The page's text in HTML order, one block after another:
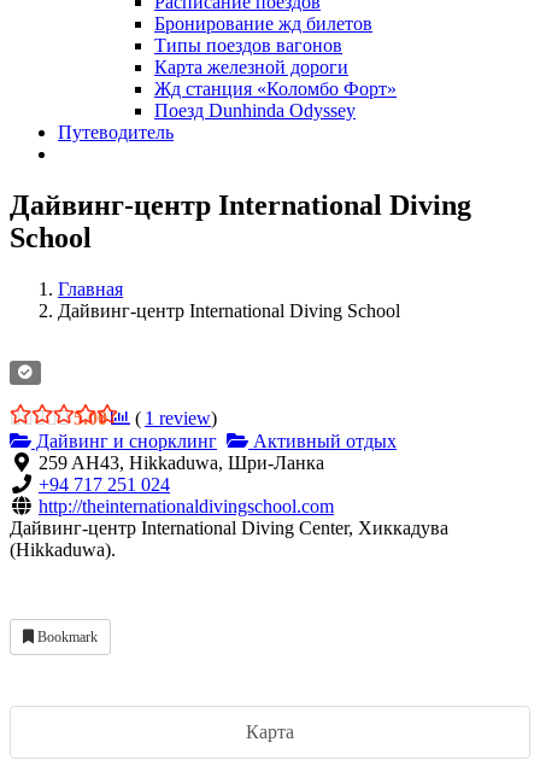
Бронирование жд билетов
Типы поездов вагонов
Карта железной дороги
Жд станция «Коломбо Форт»
Поезд Dunhinda Odyssey
Путеводитель
Дайвинг-центр International Diving
School
Главная
Дайвинг-центр International Diving School
5.00 ( 1 review)
Дайвинг и снорклинг
Активный отдых
259 AH43, Hikkaduwa, Шри-Ланка
+94 717 251 024
http://theinternationaldivingschool.com
Дайвинг-центр International Diving Center, Хиккадува
(Hikkaduwa).
Bookmark
Карта